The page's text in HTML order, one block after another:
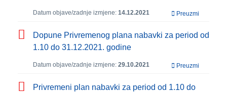
Datum objave/zadnje izmjene: 14.12.2021 Preuzmi
Dopune Privremenog plana nabavki za period od
1.10 do 31.12.2021. godine
Datum objave/zadnje izmjene: 29.10.2021 Preuzmi
Privremeni plan nabavki za period od 1.10 do